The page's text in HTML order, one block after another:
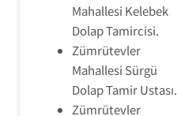
Mahallesi Kelebek
Dolap Tamircisi.
Zümrütevler
Mahallesi Sürgü
Dolap Tamir Ustası.
Zümrütevler